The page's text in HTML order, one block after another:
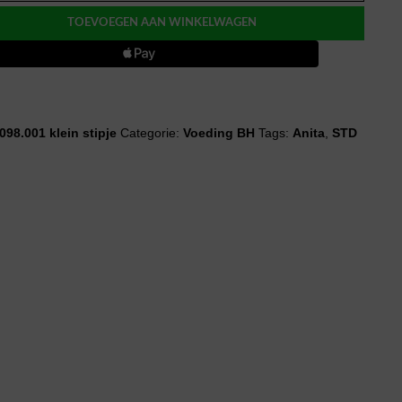
TOEVOEGEN AAN WINKELWAGEN
klein stipje Categorie:Voeding BH Tags: Anita ,STD